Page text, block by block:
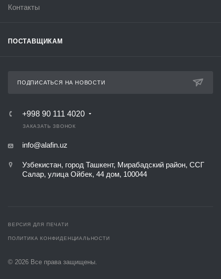
Контакты
ПОСТАВЩИКАМ
ПОДПИСАТЬСЯ НА НОВОСТИ
+998 90 111 4020
ЗАКАЗАТЬ ЗВОНОК
info@alafin.uz
Узбекистан, город Ташкент, Мирабадский район, ССГ
Салар, улица Ойбек, 44 дом, 100044
ВЕРСИЯ ДЛЯ ПЕЧАТИ
ПОЛИТИКА КОНФИДЕНЦИАЛЬНОСТИ
© 2026 Все права защищены.